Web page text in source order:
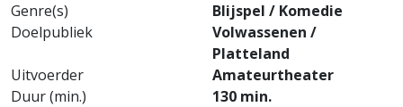
Genre(s)
Blijspel / Komedie
Doelpubliek
Volwassenen /
Platteland
Uitvoerder
Amateurtheater
Duur (min.)
130 min.